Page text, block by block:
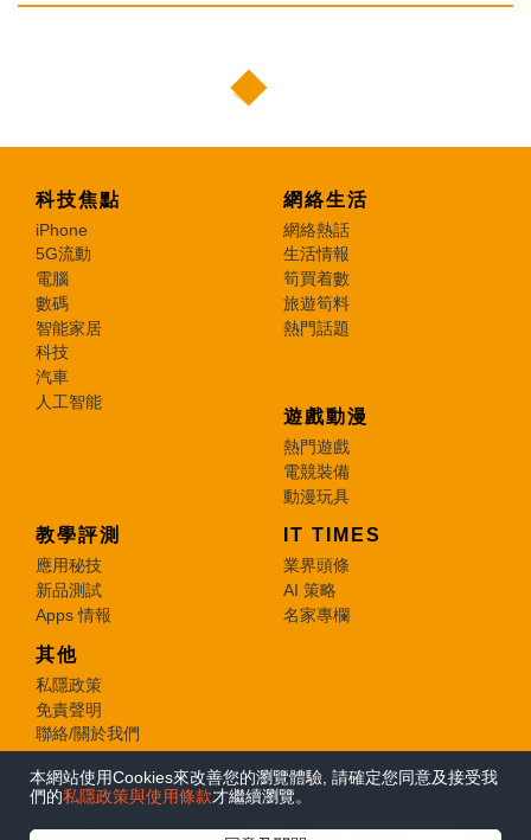
本網站使用Cookies來改善您的瀏覽體驗, 請確定您同意及接受我
們的私隱政策與使用條款才繼續瀏覽。
科技焦點
iPhone
5G流動
電腦
數碼
智能家居
科技
汽車
人工智能
網絡生活
網絡熱話
生活情報
筍買着數
旅遊筍料
熱門話題
遊戲動漫
熱門遊戲
電競裝備
動漫玩具
教學評測
應用秘技
新品測試
Apps 情報
IT TIMES
業界頭條
AI 策略
名家專欄
其他
私隱政策
免責聲明
聯絡/關於我們
© 2026 e-zone. All Rights Reserved.